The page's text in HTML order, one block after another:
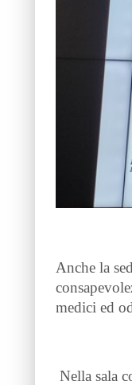
Anche la
medici ed
Nella sala